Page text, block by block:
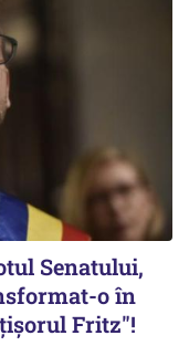
Senatului,
o în
Fritz"!